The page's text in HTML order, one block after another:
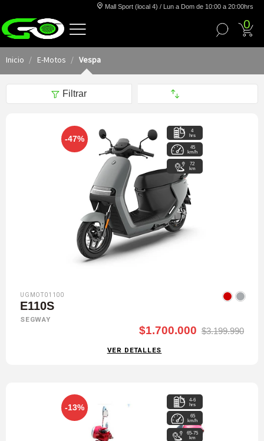
Mall Sport (local 4) / Lun a Dom de 10:00 a 20:00hrs
0
Inicio E-Motos Vespa
Filtrar
-47%
4
hrs
45
km/h
72
km
UGMOT01100
E110S
SEGWAY
$1.700.000 $3.199.990
VER DETALLES
-13%
4-6
hrs
65
km/h
65-75
km